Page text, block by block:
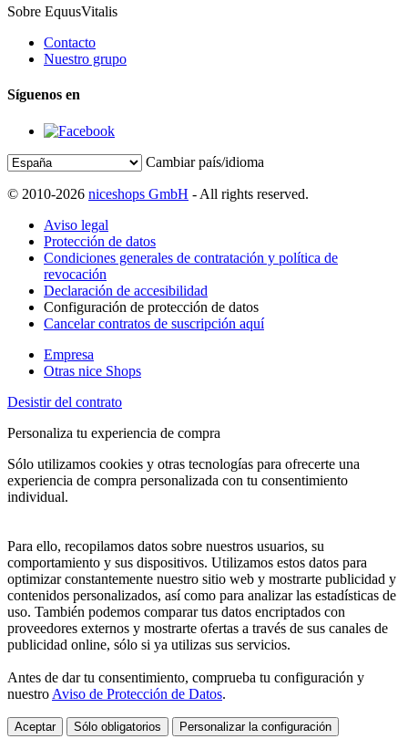
Sobre EquusVitalis
Contacto
Nuestro grupo
Síguenos en
Cambiar país/idioma
© 2010-2026 niceshops GmbH - All rights reserved.
Aviso legal
Protección de datos
Condiciones generales de contratación y política de
revocación
Declaración de accesibilidad
Configuración de protección de datos
Cancelar contratos de suscripción aquí
Empresa
Otras nice Shops
Desistir del contrato
Personaliza tu experiencia de compra
Sólo utilizamos cookies y otras tecnologías para ofrecerte una
experiencia de compra personalizada con tu consentimiento
individual.
Para ello, recopilamos datos sobre nuestros usuarios, su
comportamiento y sus dispositivos. Utilizamos estos datos para
optimizar constantemente nuestro sitio web y mostrarte publicidad y
contenidos personalizados, así como para analizar las estadísticas de
uso. También podemos comparar tus datos encriptados con
proveedores externos y mostrarte ofertas a través de sus canales de
publicidad online, sólo si ya utilizas sus servicios.
Antes de dar tu consentimiento, comprueba tu configuración y
nuestro Aviso de Protección de Datos.
Aceptar Sólo obligatorios Personalizar la configuración